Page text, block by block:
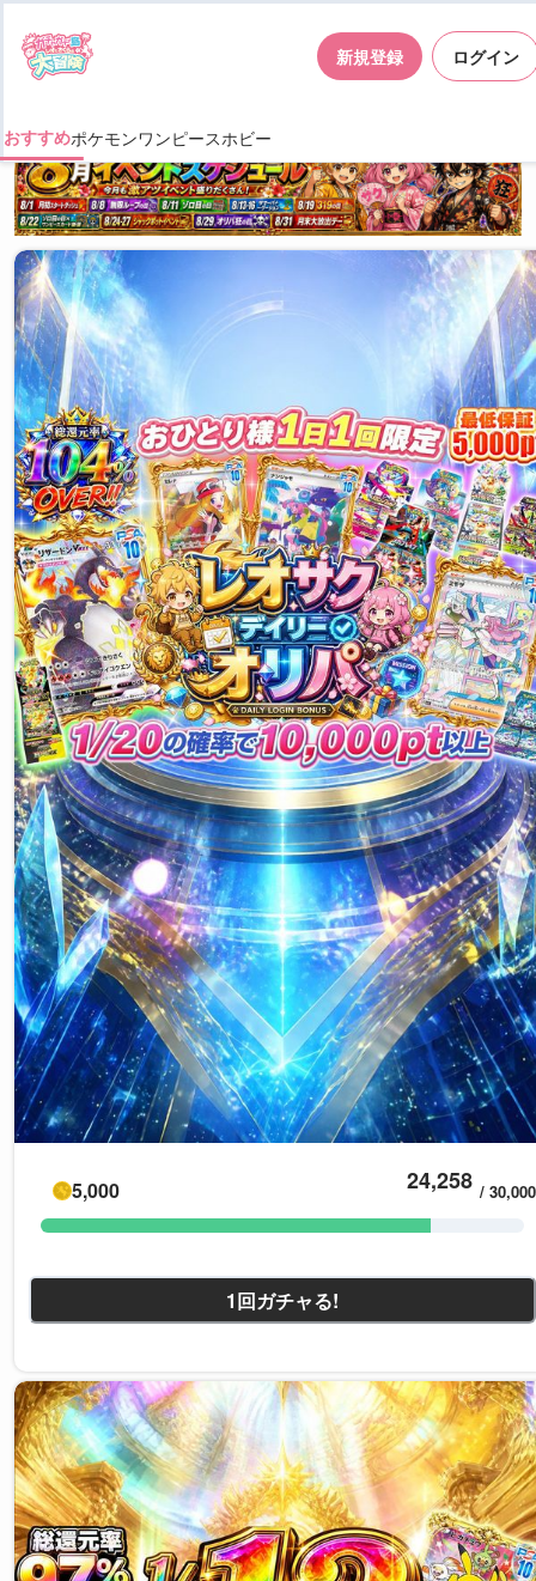
新規登録 ログイン
おすすめポケモンワンピースホビー
5,000 24,258 / 30,000
1回ガチャる!